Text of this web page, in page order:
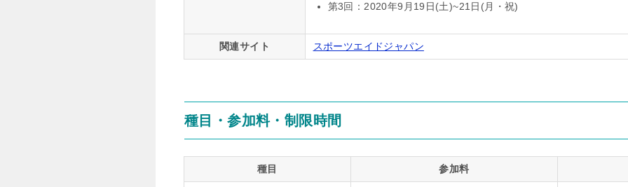
第3回：2020年9月19日(土)~21日(月・祝)
関連サイト スポーツエイドジャパン
種目・参加料・制限時間
種目 参加料